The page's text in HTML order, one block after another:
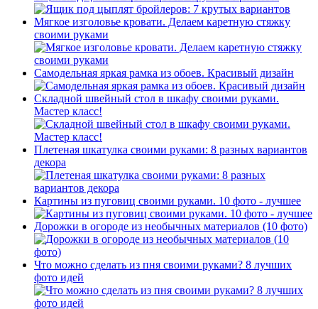
Мягкое изголовье кровати. Делаем каретную стяжку
своими руками
Самодельная яркая рамка из обоев. Красивый дизайн
Складной швейный стол в шкафу своими руками.
Мастер класс!
Плетеная шкатулка своими руками: 8 разных вариантов
декора
Картины из пуговиц своими руками. 10 фото - лучшее
Дорожки в огороде из необычных материалов (10 фото)
Что можно сделать из пня своими руками? 8 лучших
фото идей